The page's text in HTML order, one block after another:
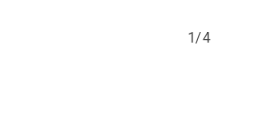
1/4